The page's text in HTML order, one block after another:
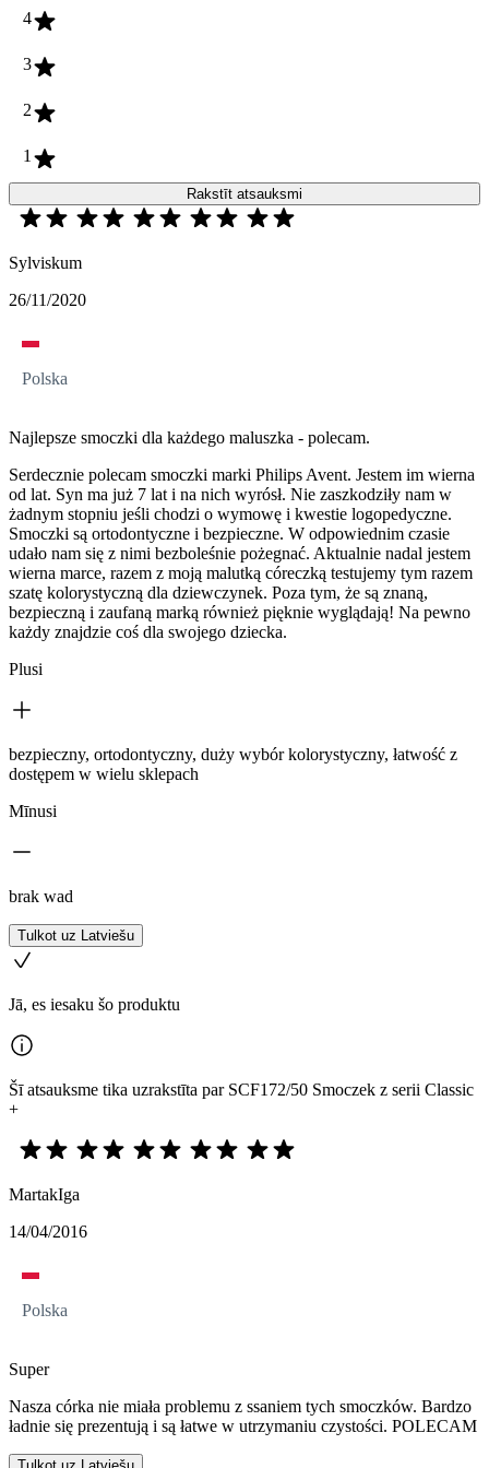
4
3
2
1
Rakstīt atsauksmi
Sylviskum
26/11/2020
Polska
Najlepsze smoczki dla każdego maluszka - polecam.
Serdecznie polecam smoczki marki Philips Avent. Jestem im wierna
od lat. Syn ma już 7 lat i na nich wyrósł. Nie zaszkodziły nam w
żadnym stopniu jeśli chodzi o wymowę i kwestie logopedyczne.
Smoczki są ortodontyczne i bezpieczne. W odpowiednim czasie
udało nam się z nimi bezboleśnie pożegnać. Aktualnie nadal jestem
wierna marce, razem z moją malutką córeczką testujemy tym razem
szatę kolorystyczną dla dziewczynek. Poza tym, że są znaną,
bezpieczną i zaufaną marką również pięknie wyglądają! Na pewno
każdy znajdzie coś dla swojego dziecka.
Plusi
bezpieczny, ortodontyczny, duży wybór kolorystyczny, łatwość z
dostępem w wielu sklepach
Mīnusi
brak wad
Tulkot uz Latviešu
Jā, es iesaku šo produktu
Šī atsauksme tika uzrakstīta par SCF172/50 Smoczek z serii Classic
+
MartakIga
14/04/2016
Polska
Super
Nasza córka nie miała problemu z ssaniem tych smoczków. Bardzo
ładnie się prezentują i są łatwe w utrzymaniu czystości. POLECAM